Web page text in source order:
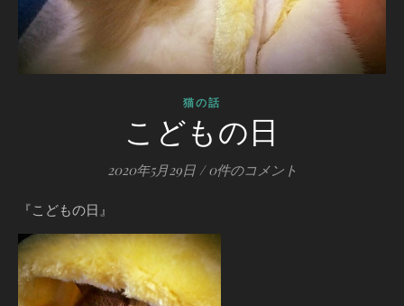
猫の話
こどもの日
2020年5月29日 / 0件のコメント
『こどもの日』